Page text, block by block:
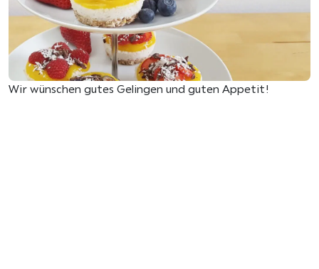
Wir wünschen gutes Gelingen und guten Appetit!